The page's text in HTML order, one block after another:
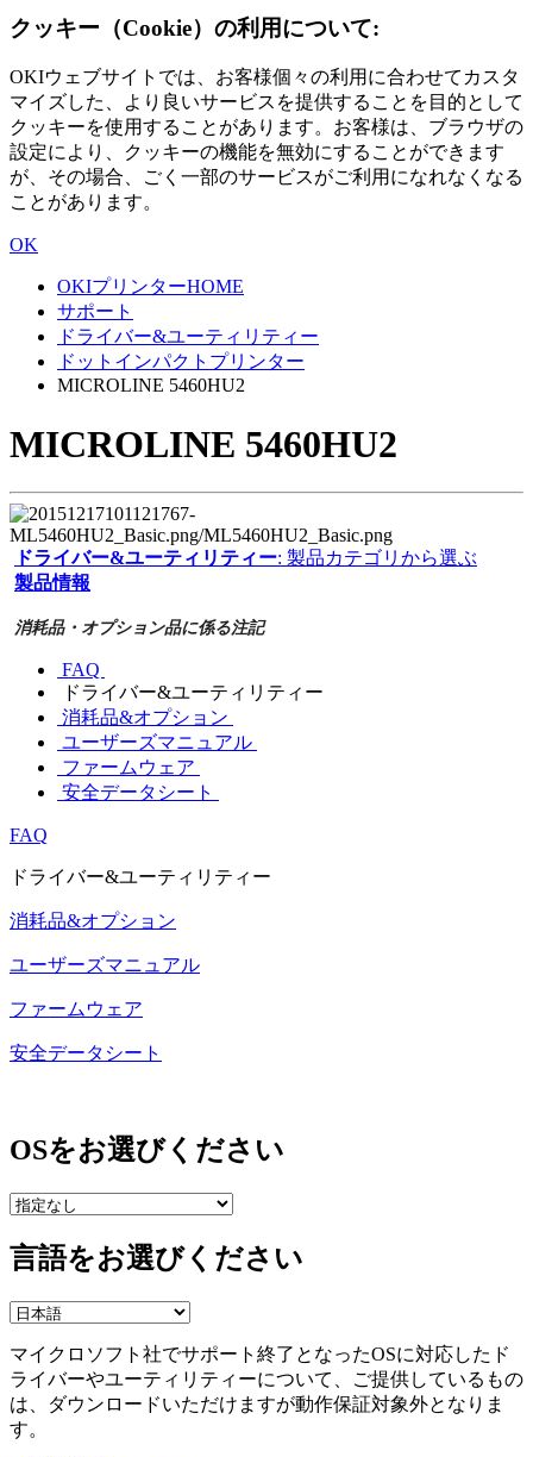
クッキー（Cookie）の利用について:
OKIウェブサイトでは、お客様個々の利用に合わせてカスタ
マイズした、より良いサービスを提供することを目的として
クッキーを使用することがあります。お客様は、ブラウザの
設定により、クッキーの機能を無効にすることができます
が、その場合、ごく一部のサービスがご利用になれなくなる
ことがあります。
OK
OKIプリンターHOME
サポート
ドライバー&ユーティリティー
ドットインパクトプリンター
MICROLINE 5460HU2
MICROLINE 5460HU2
ドライバー&ユーティリティー: 製品カテゴリから選ぶ
製品情報
消耗品・オプション品に係る注記
FAQ
ドライバー&ユーティリティー
消耗品&オプション
ユーザーズマニュアル
ファームウェア
安全データシート
FAQ
ドライバー&ユーティリティー
消耗品&オプション
ユーザーズマニュアル
ファームウェア
安全データシート
OSをお選びください
言語をお選びください
マイクロソフト社でサポート終了となったOSに対応したド
ライバーやユーティリティーについて、ご提供しているもの
は、ダウンロードいただけますが動作保証対象外となりま
す。